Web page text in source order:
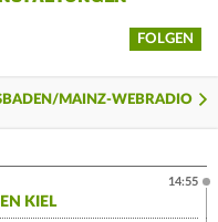
FOLGEN
MAINZ-WEBRADIO
KIEL
14:55